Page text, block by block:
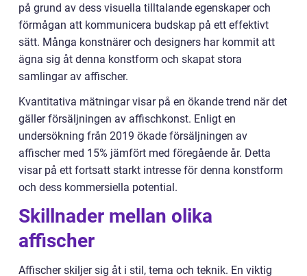
på grund av dess visuella tilltalande egenskaper och
förmågan att kommunicera budskap på ett effektivt
sätt. Många konstnärer och designers har kommit att
ägna sig åt denna konstform och skapat stora
samlingar av affischer.
Kvantitativa mätningar visar på en ökande trend när det
gäller försäljningen av affischkonst. Enligt en
undersökning från 2019 ökade försäljningen av
affischer med 15% jämfört med föregående år. Detta
visar på ett fortsatt starkt intresse för denna konstform
och dess kommersiella potential.
Skillnader mellan olika
affischer
Affischer skiljer sig åt i stil, tema och teknik. En viktig